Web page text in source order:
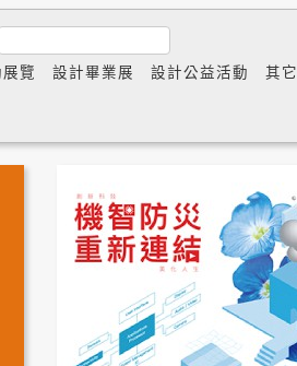
覽 設計畢業展 設計公益活動
其它